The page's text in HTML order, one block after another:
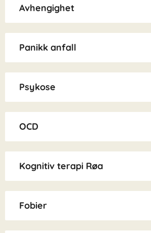
Avhengighet
Panikk anfall
Psykose
OCD
Kognitiv terapi Røa
Fobier